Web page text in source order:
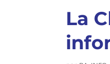
La